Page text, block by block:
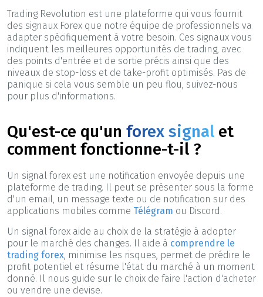
Trading Revolution est une plateforme qui vous fournit
des signaux Forex que notre équipe de professionnels va
adapter spécifiquement à votre besoin. Ces signaux vous
indiquent les meilleures opportunités de trading, avec
des points d'entrée et de sortie précis ainsi que des
niveaux de stop-loss et de take-profit optimisés. Pas de
panique si cela vous semble un peu flou, suivez-nous
pour plus d'informations.
Qu'est-ce qu'un forex signal et
comment fonctionne-t-il ?
Un signal forex est une notification envoyée depuis une
plateforme de trading. Il peut se présenter sous la forme
d'un email, un message texte ou de notification sur des
applications mobiles comme Télégram ou Discord.
Un signal forex aide au choix de la stratégie à adopter
pour le marché des changes. Il aide à comprendre le
trading forex, minimise les risques, permet de prédire le
profit potentiel et résume l'état du marché à un moment
donné. Il nous guide sur le choix de faire l'action d'acheter
ou vendre une devise.